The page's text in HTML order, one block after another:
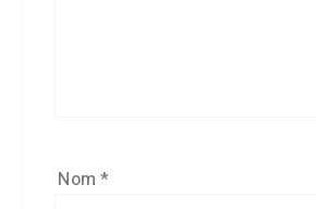
Nom*